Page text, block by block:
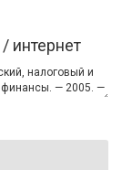
интернет